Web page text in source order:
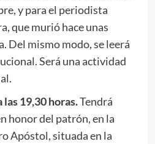
y para el periodista
que murió hace unas
Del mismo modo, se leerá
Será una actividad
19,30 horas.Tendrá
honor del patrón, en la
Apóstol, situada en la